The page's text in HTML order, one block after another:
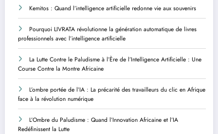
Kemitos : Quand l’intelligence artificielle redonne vie aux souvenirs
Pourquoi LIVRATA révolutionne la génération automatique de livres
professionnels avec l’intelligence artificielle
La Lutte Contre le Paludisme à l’Ère de l’Intelligence Artificielle : Une
Course Contre la Montre Africaine
L’ombre portée de l’IA : La précarité des travailleurs du clic en Afrique
face à la révolution numérique
L’Ombre du Paludisme : Quand l’Innovation Africaine et l’IA
Redéfinissent la Lutte